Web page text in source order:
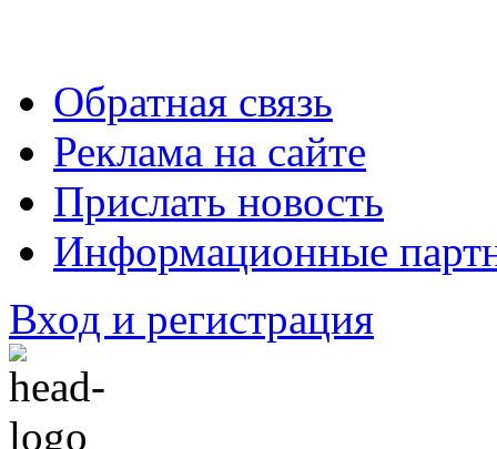
Обратная связь
Реклама на сайте
Прислать новость
Информационные
Вход и регистрация